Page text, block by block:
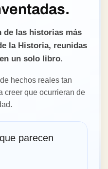
de las historias más
la Historia, reunidas
un solo libro.
de hechos reales tan
creer que ocurrieran de
parecen